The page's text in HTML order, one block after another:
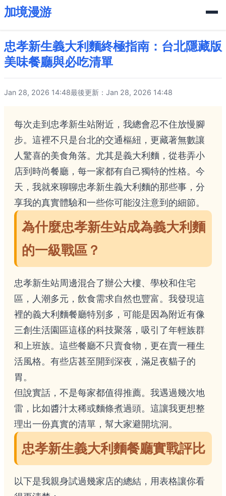
加境漫游
忠孝新生義大利麵終極指南：台北隱藏版
美味餐廳與必吃清單
Jan 28, 2026 14:48最後更新：Jan 28, 2026 14:48
每次走到忠孝新生站附近，我總會忍不住放慢腳
步。這裡不只是台北的交通樞紐，更藏著無數讓
人驚喜的美食角落。尤其是義大利麵，從巷弄小
店到時尚餐廳，每一家都有自己獨特的性格。今
天，我就來聊聊忠孝新生義大利麵的那些事，分
享我的真實體驗和一些你可能沒注意到的細節。
為什麼忠孝新生站成為義大利麵
的一級戰區？
忠孝新生站周邊混合了辦公大樓、學校和住宅
區，人潮多元，飲食需求自然也豐富。我發現這
裡的義大利麵餐廳特別多，可能是因為附近有像
三創生活園區這樣的科技聚落，吸引了年輕族群
和上班族。這些餐廳不只賣食物，更在賣一種生
活風格。有些店甚至開到深夜，滿足夜貓子的
胃。
但說實話，不是每家都值得推薦。我遇過幾次地
雷，比如醬汁太稀或麵條煮過頭。這讓我更想整
理出一份真實的清單，幫大家避開坑洞。
忠孝新生義大利麵餐廳實戰評比
以下是我親身試過幾家店的總結，用表格讓你看